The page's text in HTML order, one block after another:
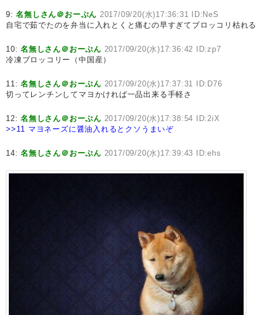
9:名無しさん＠おーぷん 2017/09/20(水)17:36:31 ID:NeS
自宅で茹でたのを弁当に入れとくと痛むの早すぎてブロッコリ枯れる
10:名無しさん＠おーぷん 2017/09/20(水)17:36:42 ID:zp7
冷凍ブロッコリー（中国産）
11:名無しさん＠おーぷん 2017/09/20(水)17:37:31 ID:D76
切ってレンチンしてマヨかければ一品出来る手軽さ
12:名無しさん＠おーぷん 2017/09/20(水)17:38:54 ID:2iX
>>11 マヨネーズに醤油入れるとクソうまいぞ
14:名無しさん＠おーぷん 2017/09/20(水)17:39:43 ID:ehs